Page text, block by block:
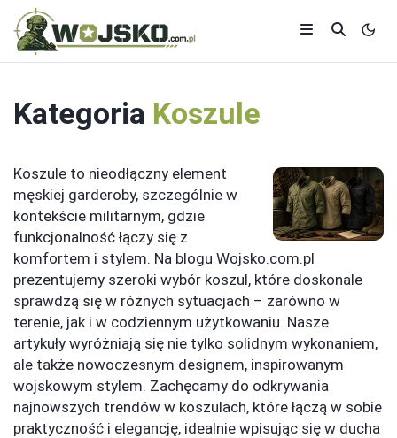
Kategoria Koszule
Koszule to nieodłączny element
męskiej garderoby, szczególnie w
kontekście militarnym, gdzie
funkcjonalność łączy się z
komfortem i stylem. Na blogu Wojsko.com.pl
prezentujemy szeroki wybór koszul, które doskonale
sprawdzą się w różnych sytuacjach – zarówno w
terenie, jak i w codziennym użytkowaniu. Nasze
artykuły wyróżniają się nie tylko solidnym wykonaniem,
ale także nowoczesnym designem, inspirowanym
wojskowym stylem. Zachęcamy do odkrywania
najnowszych trendów w koszulach, które łączą w sobie
praktyczność i elegancję, idealnie wpisując się w ducha